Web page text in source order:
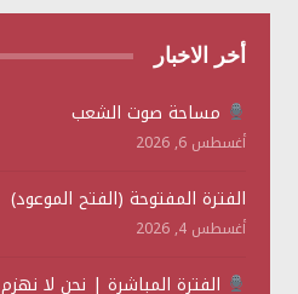
أخر الاخبار
مساحة صوت الشعب
أغسطس 6, 2026
الفترة المفتوحة (الفتح الموعود)
أغسطس 4, 2026
الفترة المباشرة | نحن لا نهزم